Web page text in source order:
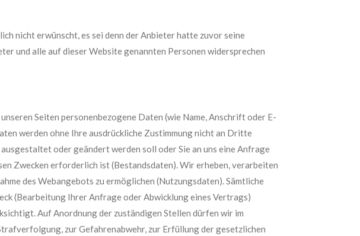
nicht erwünscht, es sei denn der Anbieter hatte zuvor seine
und alle auf dieser Website genannten Personen widersprechen
Seiten personenbezogene Daten (wie Name, Anschrift oder E-
werden ohne Ihre ausdrückliche Zustimmung nicht an Dritte
oder geändert werden soll oder Sie an uns eine Anfrage
Zwecken erforderlich ist (Bestandsdaten). Wir erheben, verarbeiten
des Webangebots zu ermöglichen (Nutzungsdaten). Sämtliche
(Bearbeitung Ihrer Anfrage oder Abwicklung eines Vertrags)
Auf Anordnung der zuständigen Stellen dürfen wir im
zur Gefahrenabwehr, zur Erfüllung der gesetzlichen